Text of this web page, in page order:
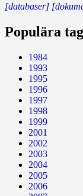
[databaser]
Populära
1984
1993
1995
1996
1997
1998
1999
2001
2002
2003
2004
2005
2006